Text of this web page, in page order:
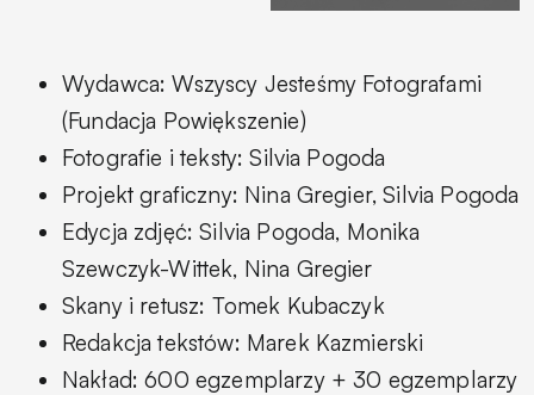
Wydawca: Wszyscy Jesteśmy Fotografami
(Fundacja Powiększenie)
Fotografie i teksty: Silvia Pogoda
Projekt graficzny: Nina Gregier, Silvia Pogoda
Edycja zdjęć: Silvia Pogoda, Monika
Szewczyk-Wittek, Nina Gregier
Skany i retusz: Tomek Kubaczyk
Redakcja tekstów: Marek Kazmierski
Nakład: 600 egzemplarzy + 30 egzemplarzy